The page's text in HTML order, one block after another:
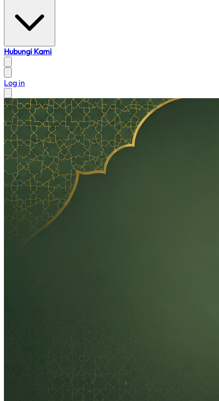
Hubungi Kami
Log in